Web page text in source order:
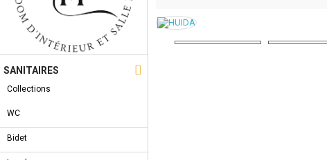
SANITAIRES 
Collections
WC
Bidet